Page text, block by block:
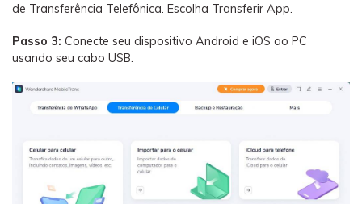
de Transferência Telefônica. Escolha Transferir App.
Passo 3: Conecte seu dispositivo Android e iOS ao PC
usando seu cabo USB.